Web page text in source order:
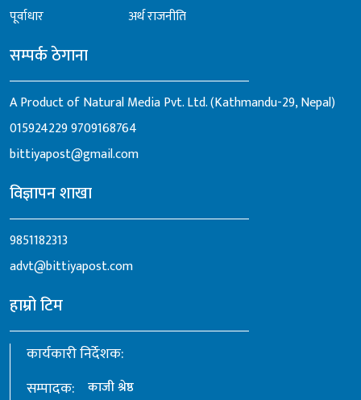
पूर्वाधार
अर्थ राजनीति
सम्पर्क ठेगाना
A Product of Natural Media Pvt. Ltd. (Kathmandu-29, Nepal)
0159242299709168764
bittiyapost@gmail.com
विज्ञापन शाखा
9851182313
advt@bittiyapost.com
हाम्रो टिम
कार्यकारी निर्देशक:
सम्पादक:
काजी श्रेष्ठ